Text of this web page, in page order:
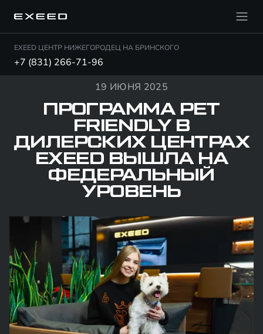
EXEED ЦЕНТР НИЖЕГОРОДЕЦ НА БРИНСКОГО
+7 (831) 266-71-96
19 ИЮНЯ 2025
ПРОГРАММА PET
FRIENDLY В
ДИЛЕРСКИХ ЦЕНТРАХ
EXEED ВЫШЛА НА
ФЕДЕРАЛЬНЫЙ
УРОВЕНЬ